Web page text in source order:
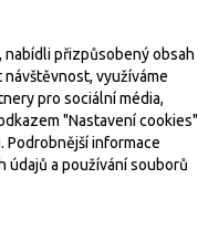
nabídli přizpůsobený obsah
využíváme
pro sociální média,
"Nastavení cookies"
Podrobnější informace
údajů a používání souborů